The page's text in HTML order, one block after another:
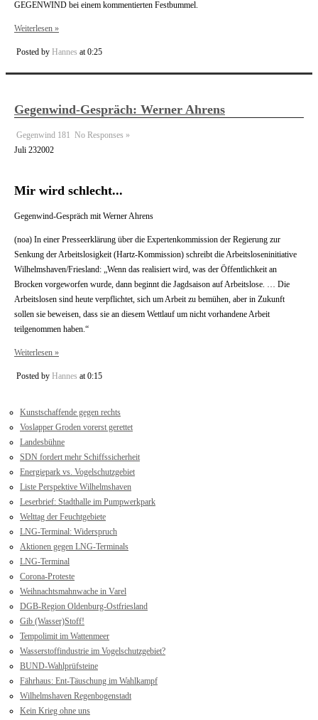
GEGENWIND bei einem kommentierten Festbummel.
Weiterlesen »
Posted by Hannes at 0:25
Gegenwind-Gespräch: Werner Ahrens
Gegenwind 181 No Responses »
Juli 232002
Mir wird schlecht...
Gegenwind-Gespräch mit Werner Ahrens
(noa) In einer Presseerklärung über die Expertenkommission der Regierung zur
Senkung der Arbeitslosigkeit (Hartz-Kommission) schreibt die Arbeitsloseninitiative
Wilhelmshaven/Friesland: „Wenn das realisiert wird, was der Öffentlichkeit an
Brocken vorgeworfen wurde, dann beginnt die Jagdsaison auf Arbeitslose. … Die
Arbeitslosen sind heute verpflichtet, sich um Arbeit zu bemühen, aber in Zukunft
sollen sie beweisen, dass sie an diesem Wettlauf um nicht vorhandene Arbeit
teilgenommen haben.“
Weiterlesen »
Posted by Hannes at 0:15
Kunstschaffende gegen rechts
Voslapper Groden vorerst gerettet
Landesbühne
SDN fordert mehr Schiffssicherheit
Energiepark vs. Vogelschutzgebiet
Liste Perspektive Wilhelmshaven
Leserbrief: Stadthalle im Pumpwerkpark
Welttag der Feuchtgebiete
LNG-Terminal: Widerspruch
Aktionen gegen LNG-Terminals
LNG-Terminal
Corona-Proteste
Weihnachtsmahnwache in Varel
DGB-Region Oldenburg-Ostfriesland
Gib (Wasser)Stoff!
Tempolimit im Wattenmeer
Wasserstoffindustrie im Vogelschutzgebiet?
BUND-Wahlprüfsteine
Fährhaus: Ent-Täuschung im Wahlkampf
Wilhelmshaven Regenbogenstadt
Kein Krieg ohne uns